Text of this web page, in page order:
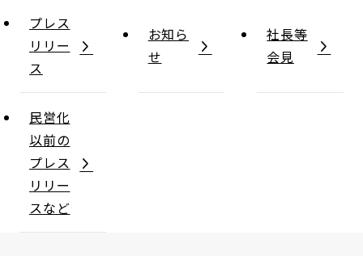
プレス
リリー
ス
お知ら
せ
社長等
会見
民営化
以前の
プレス
リリー
スなど